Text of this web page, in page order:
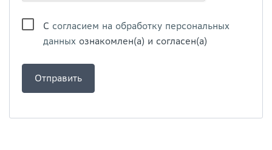
С согласием на обработку персональных
данных ознакомлен(а) и согласен(а)